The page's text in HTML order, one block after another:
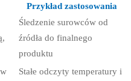
Przykład zastosowania
Śledzenie surowców od
źródła do finalnego
produktu
Stałe odczyty temperatury i